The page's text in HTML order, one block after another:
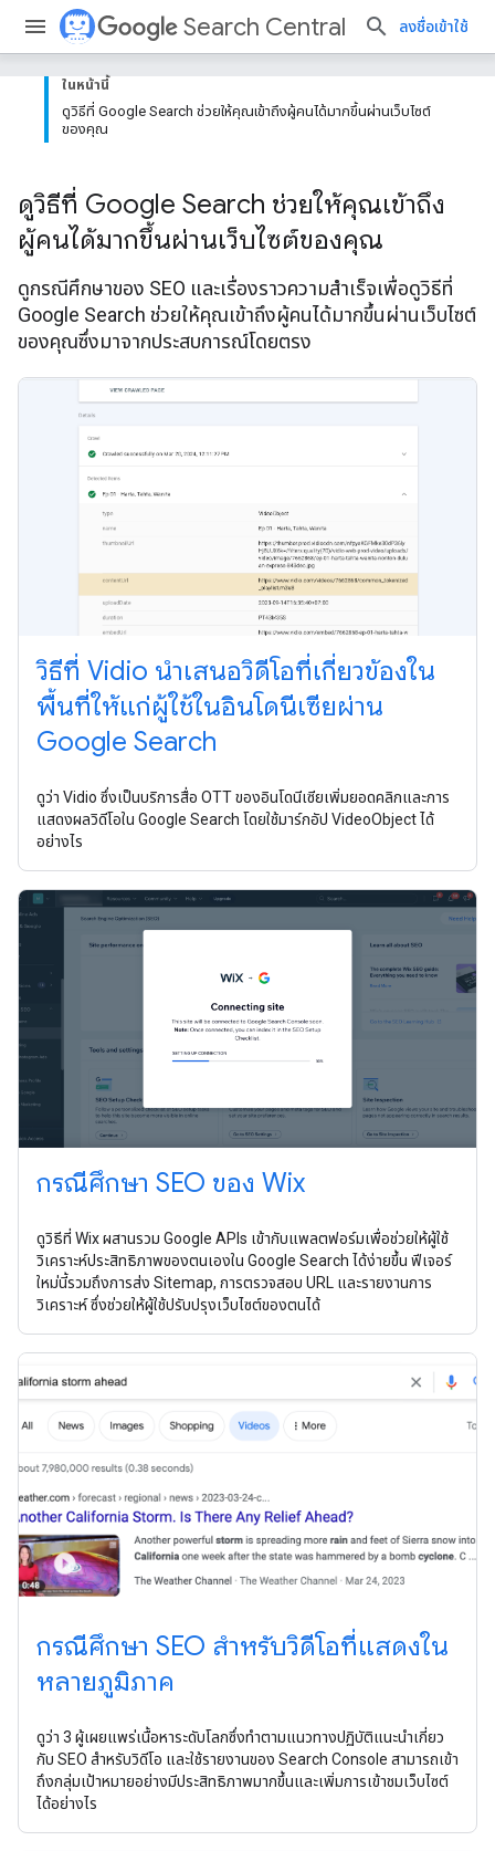
Search Central ลงชื่อเข้าใช้
ในหน้านี้
ดูวิธีที่ Google Search ช่วยให้คุณเข้าถึงผู้คนได้มากขึ้นผ่านเว็บไซต์
ของคุณ
ดูวิธีที่ Google Search ช่วยให้คุณเข้าถึง
ผู้คนได้มากขึ้นผ่านเว็บไซต์ของคุณ
ดูกรณีศึกษาของ SEO และเรื่องราวความสำเร็จเพื่อดูวิธีที่
Google Search ช่วยให้คุณเข้าถึงผู้คนได้มากขึ้นผ่านเว็บไซต์
ของคุณซึ่งมาจากประสบการณ์โดยตรง
วิธีที่ Vidio นำเสนอวิดีโอที่เกี่ยวข้องใน
พื้นที่ให้แก่ผู้ใช้ในอินโดนีเซียผ่าน
Google Search
ดูว่า Vidio ซึ่งเป็นบริการสื่อ OTT ของอินโดนีเซียเพิ่มยอดคลิกและการ
แสดงผลวิดีโอใน Google Search โดยใช้มาร์กอัป VideoObject ได้
อย่างไร
กรณีศึกษา SEO ของ Wix
ดูวิธีที่ Wix ผสานรวม Google APIs เข้ากับแพลตฟอร์มเพื่อช่วยให้ผู้ใช้
วิเคราะห์ประสิทธิภาพของตนเองใน Google Search ได้ง่ายขึ้น ฟีเจอร์
ใหม่นี้รวมถึงการส่ง Sitemap, การตรวจสอบ URL และรายงานการ
วิเคราะห์ ซึ่งช่วยให้ผู้ใช้ปรับปรุงเว็บไซต์ของตนได้
กรณีศึกษา SEO สำหรับวิดีโอที่แสดงใน
หลายภูมิภาค
ดูว่า 3 ผู้เผยแพร่เนื้อหาระดับโลกซึ่งทำตามแนวทางปฏิบัติแนะนําเกี่ยว
กับ SEO สำหรับวิดีโอ และใช้รายงานของ Search Console สามารถเข้า
ถึงกลุ่มเป้าหมายอย่างมีประสิทธิภาพมากขึ้นและเพิ่มการเข้าชมเว็บไซต์
ได้อย่างไร